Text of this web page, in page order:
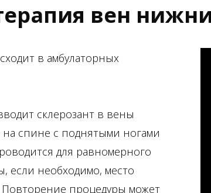
вен
в амбулаторных
склерозант в вены
спине с поднятыми ногами
для равномерного
если необходимо, место
процедуры может